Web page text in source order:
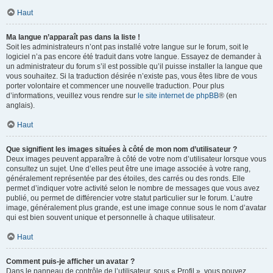
Haut
Ma langue n’apparaît pas dans la liste !
Soit les administrateurs n’ont pas installé votre langue sur le forum, soit le
logiciel n’a pas encore été traduit dans votre langue. Essayez de demander à
un administrateur du forum s’il est possible qu’il puisse installer la langue que
vous souhaitez. Si la traduction désirée n’existe pas, vous êtes libre de vous
porter volontaire et commencer une nouvelle traduction. Pour plus
d’informations, veuillez vous rendre sur le site internet de phpBB® (en
anglais).
Haut
Que signifient les images situées à côté de mon nom d’utilisateur ?
Deux images peuvent apparaître à côté de votre nom d’utilisateur lorsque vous
consultez un sujet. Une d’elles peut être une image associée à votre rang,
généralement représentée par des étoiles, des carrés ou des ronds. Elle
permet d’indiquer votre activité selon le nombre de messages que vous avez
publié, ou permet de différencier votre statut particulier sur le forum. L’autre
image, généralement plus grande, est une image connue sous le nom d’avatar
qui est bien souvent unique et personnelle à chaque utilisateur.
Haut
Comment puis-je afficher un avatar ?
Dans le panneau de contrôle de l’utilisateur, sous « Profil », vous pouvez